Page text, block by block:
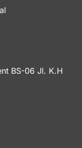
BS-06 Jl. K.H